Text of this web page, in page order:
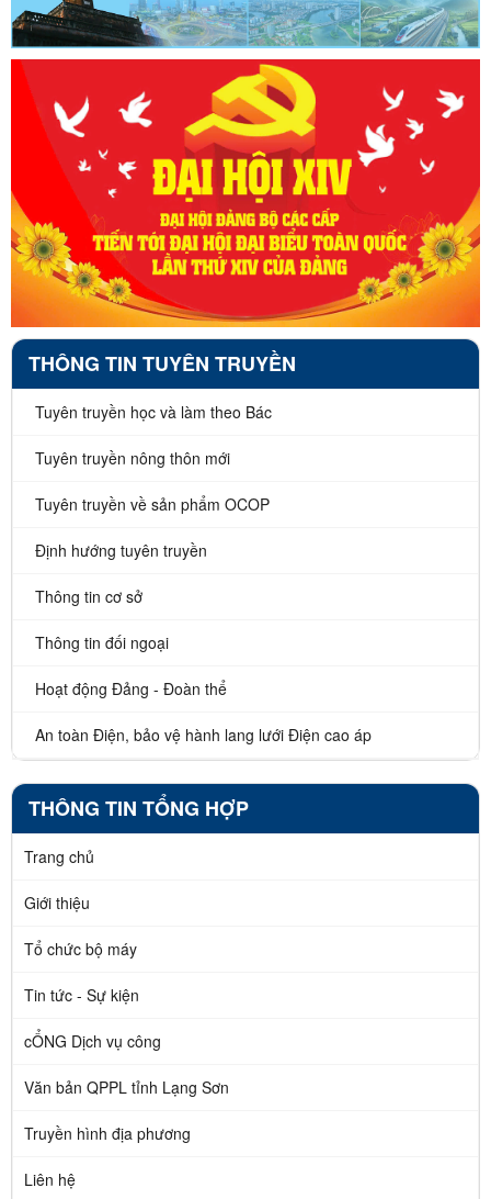
THÔNG TIN TUYÊN TRUYỀN
Tuyên truyền học và làm theo Bác
Tuyên truyền nông thôn mới
Tuyên truyền về sản phẩm OCOP
Định hướng tuyên truyền
Thông tin cơ sở
Thông tin đối ngoại
Hoạt động Đảng - Đoàn thể
An toàn Điện, bảo vệ hành lang lưới Điện cao áp
THÔNG TIN TỔNG HỢP
Trang chủ
Giới thiệu
Tổ chức bộ máy
Tin tức - Sự kiện
cỔNG Dịch vụ công
Văn bản QPPL tỉnh Lạng Sơn
Truyền hình địa phương
Liên hệ